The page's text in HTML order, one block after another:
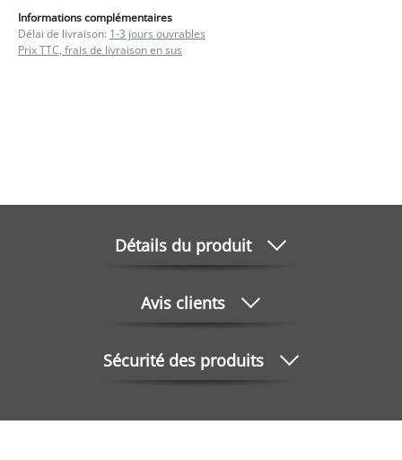
Informations complémentaires
Délai de livraison: 1-3 jours ouvrables
Prix TTC, frais de livraison en sus
Détails du produit
Avis clients
Sécurité des produits